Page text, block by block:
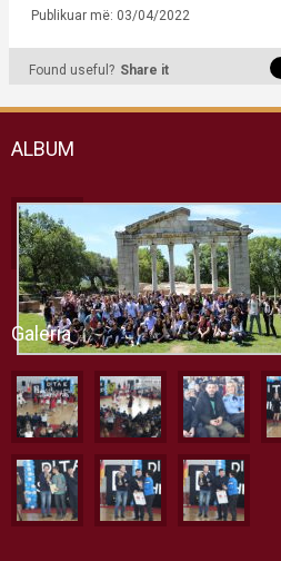
Publikuar më: 03/04/2022
Found useful? Share it
ALBUM
Galeria